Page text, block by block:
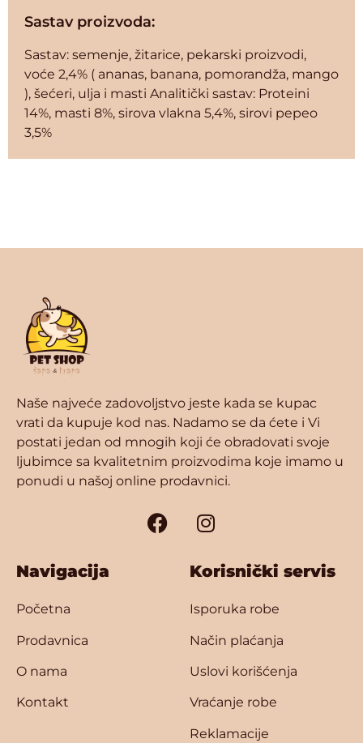
Sastav proizvoda:
Sastav: semenje, žitarice, pekarski proizvodi,
voće 2,4% ( ananas, banana, pomorandža, mango
), šećeri, ulja i masti Analitički sastav: Proteini
14%, masti 8%, sirova vlakna 5,4%, sirovi pepeo
3,5%
Naše najveće zadovoljstvo jeste kada se kupac
vrati da kupuje kod nas. Nadamo se da ćete i Vi
postati jedan od mnogih koji će obradovati svoje
ljubimce sa kvalitetnim proizvodima koje imamo u
ponudi u našoj online prodavnici.
Navigacija
Početna
Prodavnica
O nama
Kontakt
Korisnički servis
Isporuka robe
Način plaćanja
Uslovi korišćenja
Vraćanje robe
Reklamacije